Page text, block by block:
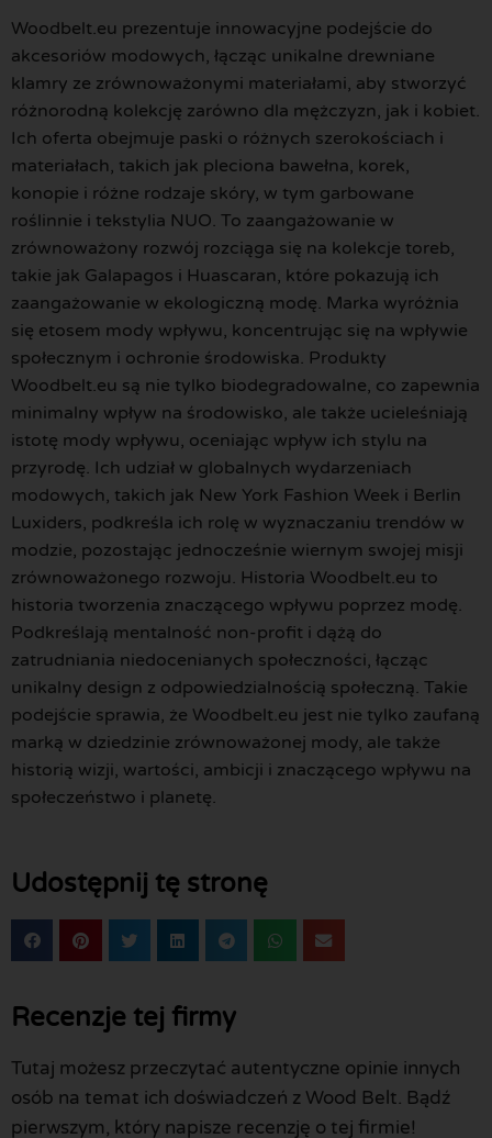
Woodbelt.eu prezentuje innowacyjne podejście do
akcesoriów modowych, łącząc unikalne drewniane
klamry ze zrównoważonymi materiałami, aby stworzyć
różnorodną kolekcję zarówno dla mężczyzn, jak i kobiet.
Ich oferta obejmuje paski o różnych szerokościach i
materiałach, takich jak pleciona bawełna, korek,
konopie i różne rodzaje skóry, w tym garbowane
roślinnie i tekstylia NUO. To zaangażowanie w
zrównoważony rozwój rozciąga się na kolekcje toreb,
takie jak Galapagos i Huascaran, które pokazują ich
zaangażowanie w ekologiczną modę. Marka wyróżnia
się etosem mody wpływu, koncentrując się na wpływie
społecznym i ochronie środowiska. Produkty
Woodbelt.eu są nie tylko biodegradowalne, co zapewnia
minimalny wpływ na środowisko, ale także ucieleśniają
istotę mody wpływu, oceniając wpływ ich stylu na
przyrodę. Ich udział w globalnych wydarzeniach
modowych, takich jak New York Fashion Week i Berlin
Luxiders, podkreśla ich rolę w wyznaczaniu trendów w
modzie, pozostając jednocześnie wiernym swojej misji
zrównoważonego rozwoju. Historia Woodbelt.eu to
historia tworzenia znaczącego wpływu poprzez modę.
Podkreślają mentalność non-profit i dążą do
zatrudniania niedocenianych społeczności, łącząc
unikalny design z odpowiedzialnością społeczną. Takie
podejście sprawia, że Woodbelt.eu jest nie tylko zaufaną
marką w dziedzinie zrównoważonej mody, ale także
historią wizji, wartości, ambicji i znaczącego wpływu na
społeczeństwo i planetę.
Udostępnij tę stronę
Recenzje tej firmy
Tutaj możesz przeczytać autentyczne opinie innych
osób na temat ich doświadczeń z Wood Belt. Bądź
pierwszym, który napisze recenzję o tej firmie!